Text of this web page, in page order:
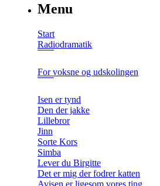
Menu
Start
Radiodramatik
For voksne og udskolingen
Isen er tynd
Den der jakke
Lillebror
Jinn
Sorte Kors
Simba
Lever du Birgitte
Det er mig der fodrer katten
Avisen er ligesom vores ting